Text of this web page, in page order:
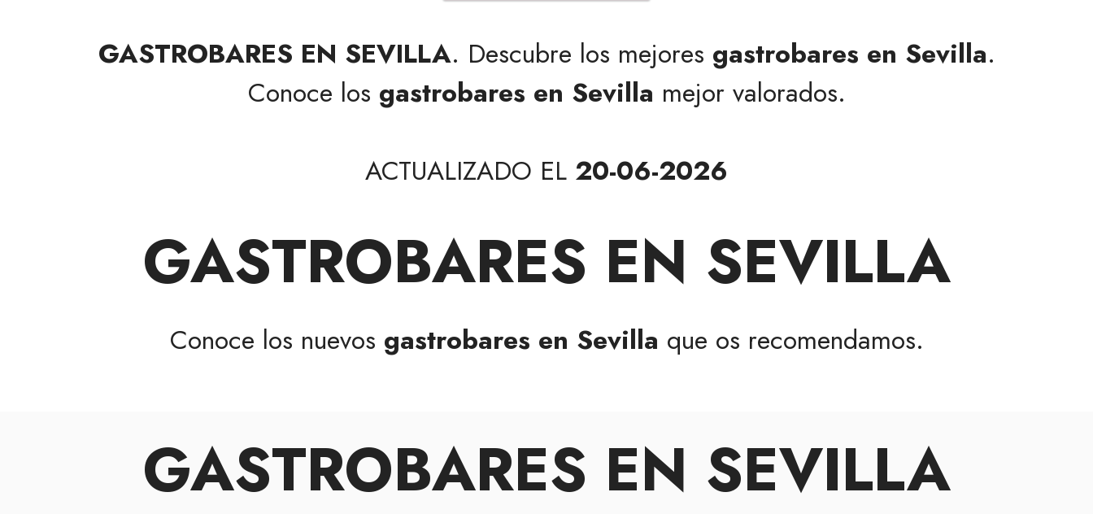
GASTROBARES EN SEVILLA. Descubre los mejores gastrobares en Sevilla.
Conoce los gastrobares en Sevilla mejor valorados.
ACTUALIZADO EL 20-06-2026
GASTROBARES EN SEVILLA
Conoce los nuevos gastrobares en Sevilla que os recomendamos.
GASTROBARES EN SEVILLA